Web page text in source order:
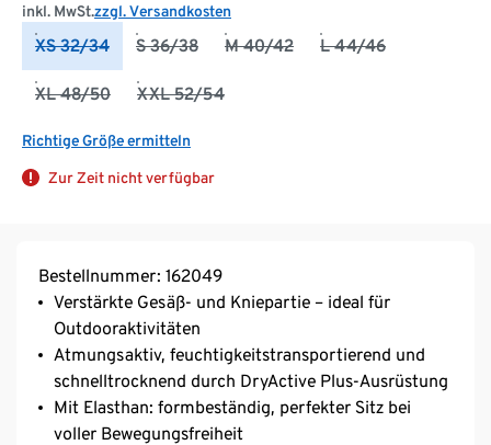
inkl. MwSt.zzgl. Versandkosten
XS 32/34 S 36/38 M 40/42 L 44/46
XL 48/50 XXL 52/54
Richtige Größe ermitteln
Zur Zeit nicht verfügbar
Bestellnummer: 162049
Verstärkte Gesäß- und Kniepartie – ideal für
Outdooraktivitäten
Atmungsaktiv, feuchtigkeitstransportierend und
schnelltrocknend durch DryActive Plus-Ausrüstung
Mit Elasthan: formbeständig, perfekter Sitz bei
voller Bewegungsfreiheit